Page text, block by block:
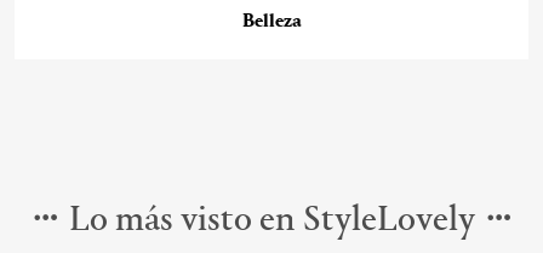
Belleza
Lo más visto en StyleLovely